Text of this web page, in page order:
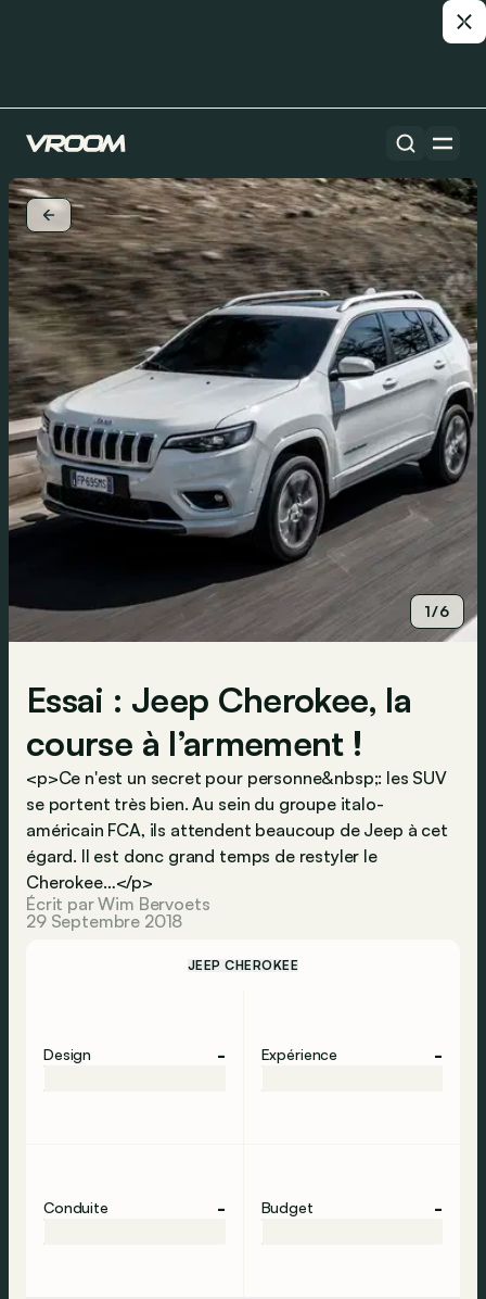
1/6
Essai : Jeep Cherokee, la
course à l’armement !
<p>Ce n'est un secret pour personne&nbsp;: les SUV
se portent très bien. Au sein du groupe italo-
américain FCA, ils attendent beaucoup de Jeep à cet
égard. Il est donc grand temps de restyler le
Cherokee…</p>
Écrit par Wim Bervoets
29 Septembre 2018
JEEP CHEROKEE
Design - Expérience -
Conduite - Budget -